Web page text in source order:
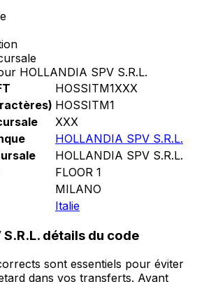
HOLLANDIA SPV S.R.L.
HOSSITM1XXX
HOSSITM1
XXX
HOLLANDIA SPV S.R.L.
HOLLANDIA SPV S.R.L.
FLOOR 1
MILANO
Italie
S.R.L. détails du code
sont essentiels pour éviter
dans vos transferts. Avant